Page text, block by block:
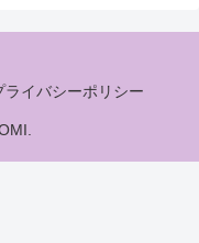
ライバシーポリシー